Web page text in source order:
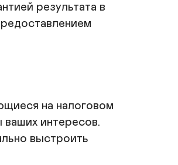
вы сможете
подробности о  услуге!
заявку
результата в
на налоговом
интересов.
выстроить